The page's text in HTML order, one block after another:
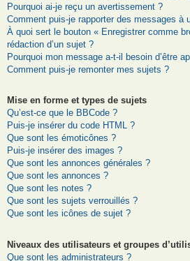
Pourquoi ai-je reçu un avertissement ?
Comment puis-je rapporter des messages à
À quoi sert le bouton « Enregistrer comme
rédaction d’un sujet ?
Pourquoi mon message a-t-il besoin d’être
Comment puis-je remonter mes sujets ?
Mise en forme et types de sujets
Qu’est-ce que le BBCode ?
Puis-je insérer du code HTML ?
Que sont les émoticônes ?
Puis-je insérer des images ?
Que sont les annonces générales ?
Que sont les annonces ?
Que sont les notes ?
Que sont les sujets verrouillés ?
Que sont les icônes de sujet ?
Niveaux des utilisateurs et groupes
Que sont les administrateurs ?